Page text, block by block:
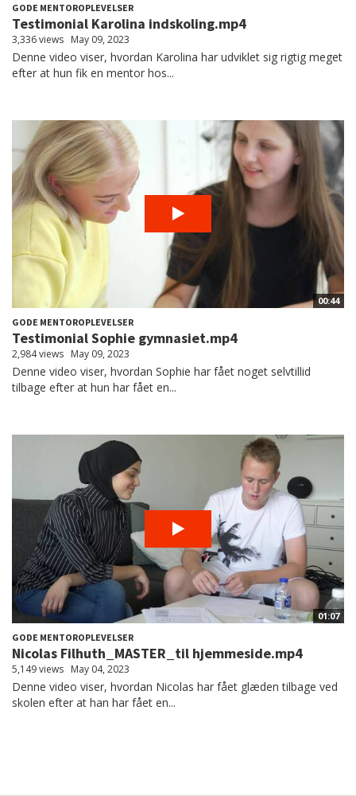
GODE MENTOROPLEVELSER
Testimonial Karolina indskoling.mp4
3,336 views May 09, 2023
Denne video viser, hvordan Karolina har udviklet sig rigtig meget
efter at hun fik en mentor hos...
00:44
GODE MENTOROPLEVELSER
Testimonial Sophie gymnasiet.mp4
2,984 views May 09, 2023
Denne video viser, hvordan Sophie har fået noget selvtillid
tilbage efter at hun har fået en...
01:07
GODE MENTOROPLEVELSER
Nicolas Filhuth_MASTER_til hjemmeside.mp4
5,149 views May 04, 2023
Denne video viser, hvordan Nicolas har fået glæden tilbage ved
skolen efter at han har fået en...